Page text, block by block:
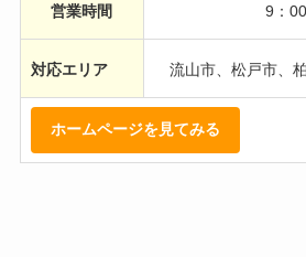
営業時間 9：
対応エリア 流山市、松戸市、
ホームページを見てみる